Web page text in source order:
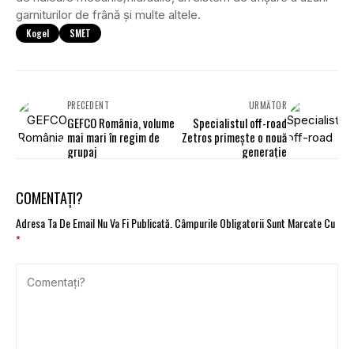
garniturilor de frână și multe altele.
Kogel SMET
PRECEDENT
GEFCO România, volume
mai mari în regim de
grupaj
URMĂTOR
Specialistul off-road
Zetros primește o nouă
generație
COMENTAȚI?
Adresa Ta De Email Nu Va Fi Publicată. Câmpurile Obligatorii Sunt Marcate Cu
*